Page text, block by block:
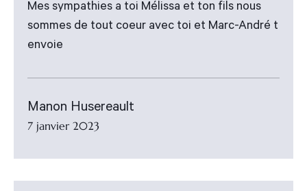
Mes sympathies a toi Mélissa et ton fils nous
sommes de tout coeur avec toi et Marc-André t
envoie
Manon Husereault
7 janvier 2023